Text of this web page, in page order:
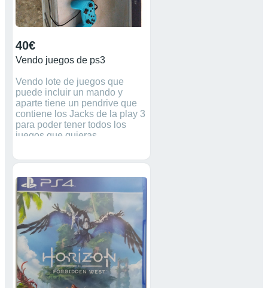
40€
Vendo juegos de ps3
Vendo lote de juegos que
puede incluir un mando y
aparte tiene un pendrive que
contiene los Jacks de la play 3
para poder tener todos los
juegos que quieras